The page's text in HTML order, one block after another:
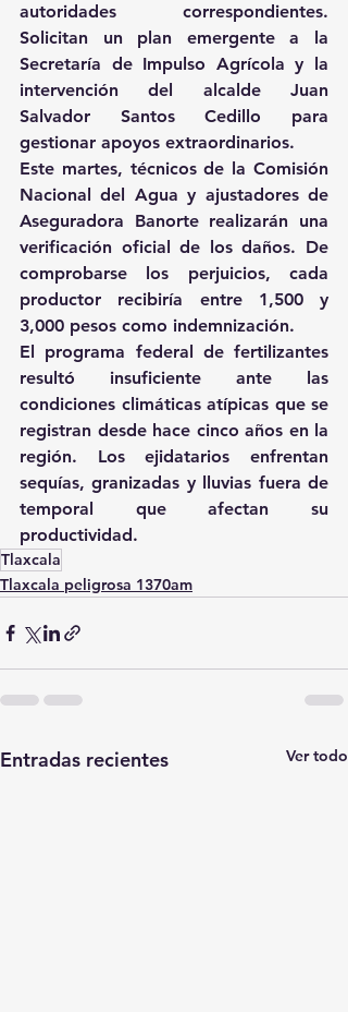
autoridades correspondientes.
Solicitan un plan emergente a la
Secretaría de Impulso Agrícola y la
intervención del alcalde Juan
Salvador Santos Cedillo para
gestionar apoyos extraordinarios.
Este martes, técnicos de la Comisión
Nacional del Agua y ajustadores de
Aseguradora Banorte realizarán una
verificación oficial de los daños. De
comprobarse los perjuicios, cada
productor recibiría entre 1,500 y
3,000 pesos como indemnización.
El programa federal de fertilizantes
resultó insuficiente ante las
condiciones climáticas atípicas que se
registran desde hace cinco años en la
región. Los ejidatarios enfrentan
sequías, granizadas y lluvias fuera de
temporal que afectan su
productividad.
Tlaxcala
Tlaxcala peligrosa 1370am
Entradas recientes Ver todo